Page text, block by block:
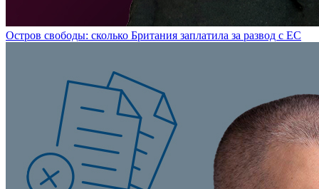
Остров свободы: сколько Британия заплатила за развод с ЕС